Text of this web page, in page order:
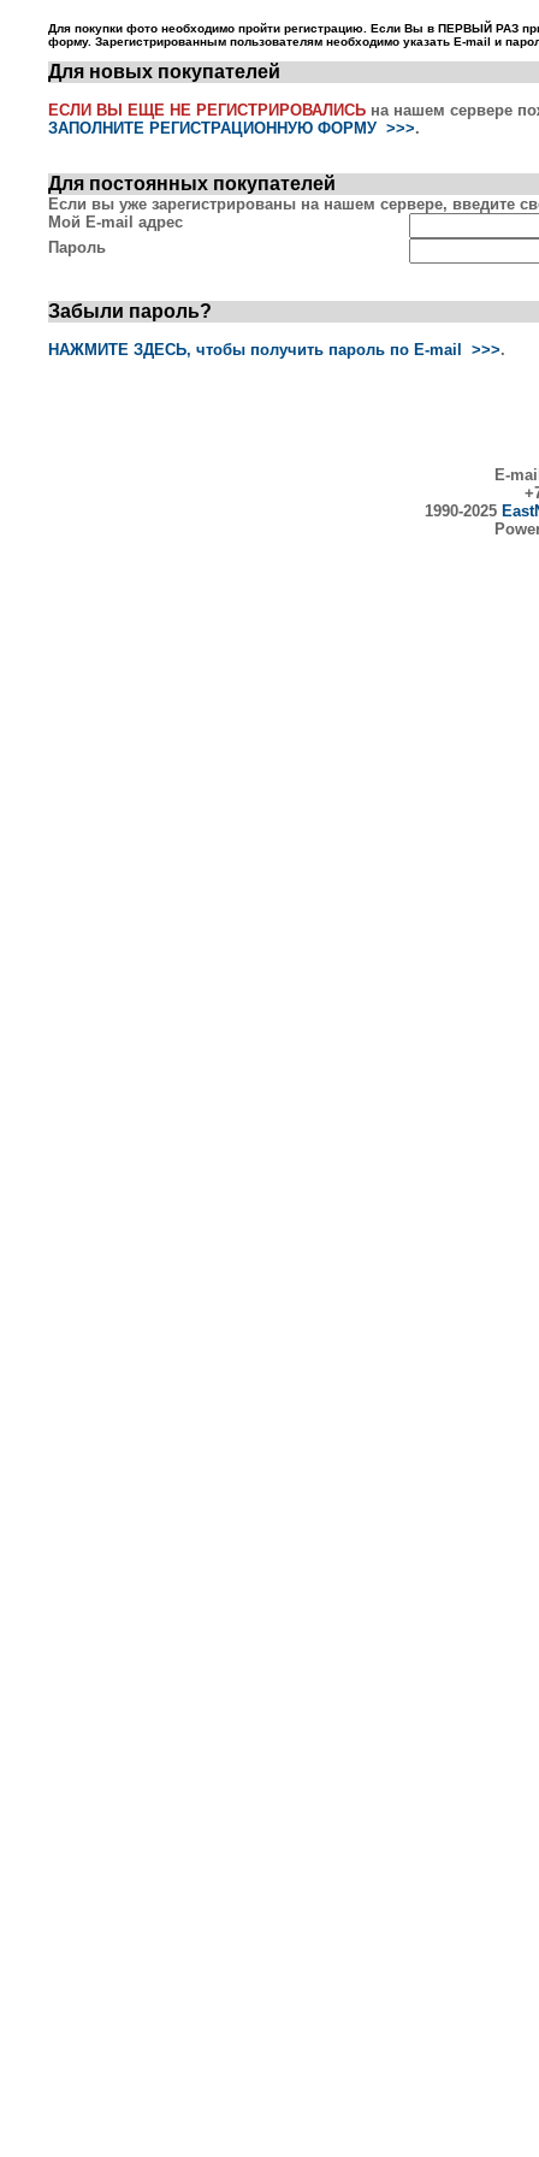
Для покупки фото необходимо пройти регистрацию. Если Вы в ПЕРВЫЙ РАЗ
форму. Зарегистрированным пользователям необходимо указать E-mail и
Для новых покупателей
ЕСЛИ ВЫ ЕЩЕ НЕ РЕГИСТРИРОВАЛИСЬ на нашем сервере
ЗАПОЛНИТЕ РЕГИСТРАЦИОННУЮ ФОРМУ >>>.
Для постоянных покупателей
Если вы уже зарегистрированы на нашем сервере, введите
Мой E-mail адрес
Пароль
Забыли пароль?
НАЖМИТЕ ЗДЕСЬ, чтобы получить пароль по E-mail >>>.
E-
1990-2025